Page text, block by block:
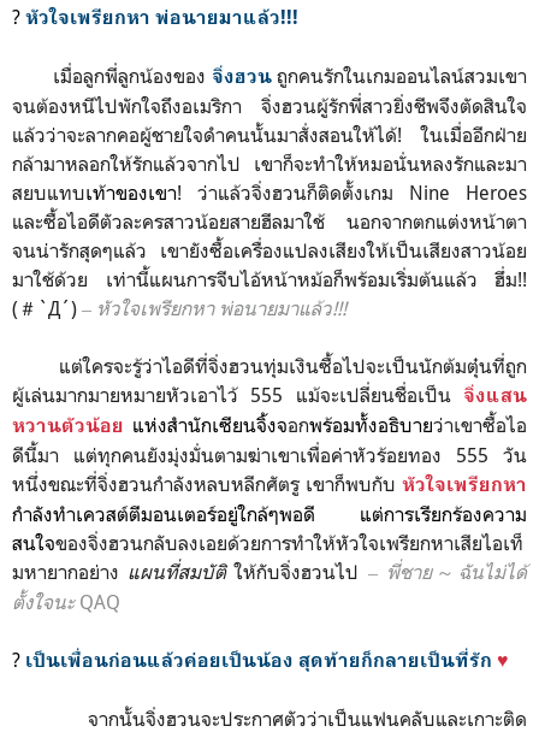
? หัวใจเพรียกหา พ่อนายมาแล้ว!!!
เมื่อลูกพี่ลูกน้องของ จิ่งฮวนถูกคนรักในเกมออนไลน์สวมเขา
จนต้องหนีไปพักใจถึงอเมริกา จิ่งฮวนผู้รักพี่สาวยิ่งชีพจึงตัดสินใจ
แล้วว่าจะลากคอผู้ชายใจดำคนนั้นมาสั่งสอนให้ได้! ในเมื่ออีกฝ่าย
กล้ามาหลอกให้รักแล้วจากไป เขาก็จะทำให้หมอนั่นหลงรักและมา
สยบแทบเท้าของเขา! ว่าแล้วจิ่งฮวนก็ติดตั้งเกม Nine Heroes
และซื้อไอดีตัวละครสาวน้อยสายฮีลมาใช้ นอกจากตกแต่งหน้าตา
จนน่ารักสุดๆแล้ว เขายังซื้อเครื่องแปลงเสียงให้เป็นเสียงสาวน้อย
มาใช้ด้วย เท่านี้แผนการจีบไอ้หน้าหม้อก็พร้อมเริ่มต้นแล้ว ฮึ่ม!!
(＃`Д´) ‒ หัวใจเพรียกหา พ่อนายมาแล้ว!!!
แต่ใครจะรู้ว่าไอดีที่จิ่งฮวนทุ่มเงินซื้อไปจะเป็นนักต้มตุ๋นที่ถูก
ผู้เล่นมากมายหมายหัวเอาไว้ 555 แม้จะเปลี่ยนชื่อเป็น จิ่งแสน
หวานตัวน้อย แห่งสำนักเซียนจิ้งจอกพร้อมทั้งอธิบายว่าเขาซื้อไอ
ดีนี้มา แต่ทุกคนยังมุ่งมั่นตามฆ่าเขาเพื่อค่าหัวร้อยทอง 555 วัน
หนึ่งขณะที่จิ่งฮวนกำลังหลบหลีกศัตรู เขาก็พบกับ หัวใจเพรียกหา
กำลังทำเควสต์ตีมอนเตอร์อยู่ใกล้ๆพอดี แต่การเรียกร้องความ
สนใจของจิ่งฮวนกลับลงเอยด้วยการทำให้หัวใจเพรียกหาเสียไอเท็
มหายากอย่าง แผนที่สมบัติ ให้กับจิ่งฮวนไป ‒ พี่ชาย～ ฉันไม่ได้
ตั้งใจนะ QAQ
? เป็นเพื่อนก่อนแล้วค่อยเป็นน้อง สุดท้ายก็กลายเป็นที่รัก ♥
จากนั้นจิ่งฮวนจะประกาศตัวว่าเป็นแฟนคลับและเกาะติด